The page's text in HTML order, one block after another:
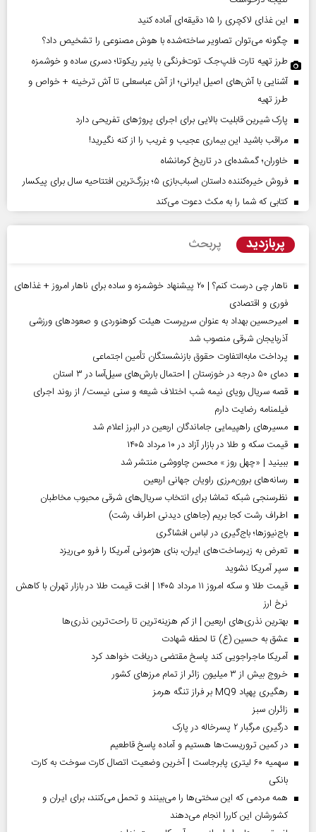
این غذای لاکچری را ۱۵ دقیقه‌ای آماده کنید
چگونه می‌توان تصاویر ساخته‌شده با هوش مصنوعی را تشخیص داد؟
طرز تهیه تارت فلپ‌جک توت‌فرنگی با پنیر ریکوتا؛ دسری ساده و خوشمزه
آشنایی با آش‌های اصیل ایرانی؛ از آش عباسعلی تا آش ترخینه + خواص و
طرز تهیه
پارک شیرین قابلیت‌ بالایی برای اجرای پروژهای تفریحی دارد
مراقب باشید این بیماری عجیب و غریب را از کنه نگیرید!
خاوران؛ گمشده‌ای در تاریخ کرمانشاه
فروش خیره‌کننده داستان اسباب‌بازی ۵؛ بزرگ‌ترین افتتاحیه سال برای پیکسار
کتابی که شما را به مکث دعوت می‌کند
پربازدید پربحث
ناهار چی درست کنم؟ | ۲۰ پیشنهاد خوشمزه و ساده برای ناهار امروز + غذاهای
فوری و اقتصادی
امیرحسین بهداد به عنوان سرپرست هیئت کوهنوردی و صعودهای ورزشی
آذربایجان شرقی منصوب شد
پرداخت مابه‌التفاوت حقوق بازنشستگان تأمین اجتماعی
دمای ۵۰ درجه در خوزستان | احتمال بارش‌های سیل‌آسا در ۳ استان
قصه سریال رویای نیمه شب اختلاف شیعه و سنی نیست/ از روند اجرای
فیلمنامه رضایت دارم
مسیر‌های راهپیمایی جاماندگان اربعین در البرز اعلام شد
قیمت سکه و طلا در بازار آزاد در ۱۰ مرداد ۱۴۰۵
ببینید | «چهل روز » محسن چاووشی منتشر شد
رسانه‌های برون‌مرزی راویان جهانی اربعین
نظرسنجی شبکه تماشا برای انتخاب سریال‌های شرقی محبوب مخاطبان
اطراف رشت کجا بریم (جاهای دیدنی اطراف رشت)
باج‌نیوزها؛ باج‌گیری در لباس افشاگری
تعرض به زیرساخت‌های ایران، بنای هژمونی آمریکا را فرو می‌ریزد
سپر آمریکا نشوید
قیمت طلا و سکه امروز ۱۱ مرداد ۱۴۰۵ | افت قیمت طلا در بازار تهران با کاهش
نرخ ارز
بهترین نذری‌های اربعین | از کم هزینه‌ترین تا راحت‌ترین نذری‌ها
عشق به حسین (ع) تا لحظه شهادت
آمریکا ماجراجویی کند پاسخ مقتضی دریافت خواهد کرد
خروج بیش از ۳ میلیون زائر از تمام مرز‌های کشور
رهگیری پهپاد MQ9 بر فراز تنگه هرمز
‌زائران سبز
درگیری مرگبار ۲ پسرخاله در پارک
در کمین تروریست‌ها هستیم و آماده پاسخ قاطعیم
سهمیه ۶۰ لیتری پابرجاست | آخرین وضعیت اتصال کارت سوخت به کارت
بانکی
همه مردمی که این سختی‌ها را می‌بینند و تحمل می‌کنند، برای ایران و
کشورشان این کاررا انجام می‌دهند